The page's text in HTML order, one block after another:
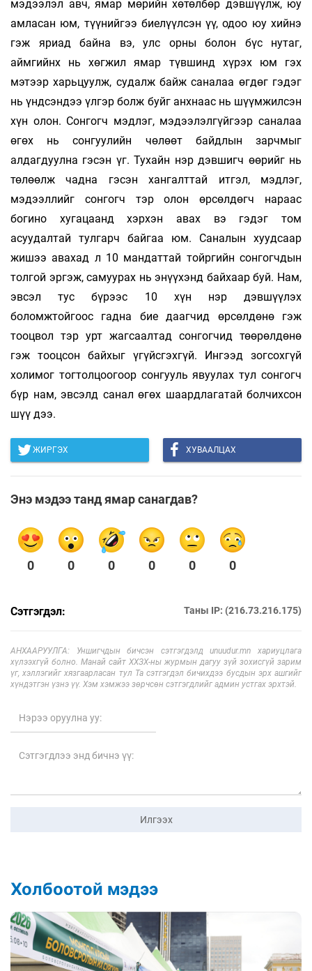
мэдээлэл авч, ямар мөрийн хөтөлбөр дэвшүүлж, юу
амласан юм, түүнийгээ биелүүлсэн үү, одоо юу хийнэ
гэж яриад байна вэ, улс орны болон бүс нутаг,
аймгийнх нь хөгжил ямар түвшинд хүрэх юм гэх
мэтээр харьцуулж, судалж байж саналаа өгдөг гэдэг
нь үндсэндээ үлгэр болж буйг анхнаас нь шүүмжилсэн
хүн олон. Сонгогч мэдлэг, мэдээлэлгүйгээр саналаа
өгөх нь сонгуулийн чөлөөт байдлын зарчмыг
алдагдуулна гэсэн үг. Тухайн нэр дэвшигч өөрийг нь
төлөөлж чадна гэсэн хангалттай итгэл, мэдлэг,
мэдээллийг сонгогч тэр олон өрсөлдөгч нараас
богино хугацаанд хэрхэн авах вэ гэдэг том
асуудалтай тулгарч байгаа юм. Саналын хуудсаар
жишээ авахад л 10 мандаттай тойргийн сонгогчдын
толгой эргэж, самуурах нь энүүхэнд байхаар буй. Нам,
эвсэл тус бүрээс 10 хүн нэр дэвшүүлэх
боломжтойгоос гадна бие даагчид өрсөлдөнө гэж
тооцвол тэр урт жагсаалтад сонгогчид төөрөлдөнө
гэж тооцсон байхыг үгүйсгэхгүй. Ингээд зогсохгүй
холимог тогтолцоогоор сонгууль явуулах тул сонгогч
бүр нам, эвсэлд санал өгөх шаардлагатай болчихсон
шүү дээ.
ЖИРГЭХ ХУВААЛЦАХ
Энэ мэдээ танд ямар санагдав?
0 0 0 0 0 0
Сэтгэгдэл: Таны IP: (216.73.216.175)
АНХААРУУЛГА: Уншигчдын бичсэн сэтгэгдэлд unuudur.mn хариуцлага
хүлээхгүй болно. Манай сайт ХХЗХ-ны журмын дагуу зүй зохисгүй зарим
үг, хэллэгийг хязгаарласан тул Та сэтгэгдэл бичихдээ бусдын эрх ашгийг
хүндэтгэн үзнэ үү. Хэм хэмжээ зөрчсөн сэтгэгдлийг админ устгах эрхтэй.
Илгээх
Холбоотой мэдээ